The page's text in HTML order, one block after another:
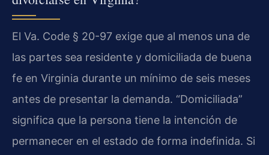
El Va. Code § 20-97 exige que al menos una de
las partes sea residente y domiciliada de buena
fe en Virginia durante un mínimo de seis meses
antes de presentar la demanda. “Domiciliada”
significa que la persona tiene la intención de
permanecer en el estado de forma indefinida. Si